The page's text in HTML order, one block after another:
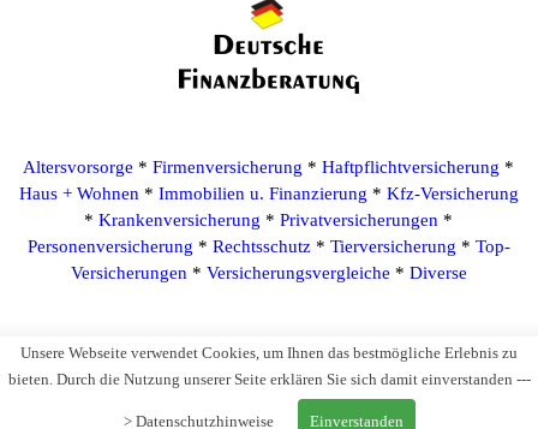
Altersvorsorge *Firmenversicherung *Haftpflichtversicherung *
Haus + Wohnen * Immobilien u. Finanzierung * Kfz-Versicherung
*Krankenversicherung *Privatversicherungen *
Personenversicherung * Rechtsschutz* Tierversicherung * Top-
Versicherungen * Versicherungsvergleiche * Diverse
Vergleichsportal für Versicherungen seit 1991
Deutsche Finanzberatung GmbH
Unsere Webseite verwendet Cookies, um Ihnen das bestmögliche Erlebnis zu
bieten. Durch die Nutzung unserer Seite erklären Sie sich damit einverstanden ---
> Datenschutzhinweise Einverstanden